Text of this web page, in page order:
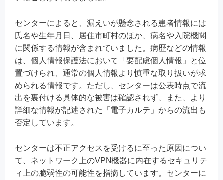
センターによると、漏えいが懸念される患者情報には
氏名や生年月日、居住市町村のほか、病名や入院機関
に関係する情報が含まれていました。病歴などの情報
は、個人情報保護法において「要配慮個人情報」と位
置づけられ、通常の個人情報より慎重な取り扱いが求
められる情報です。ただし、センターは公表時点で流
出を裏付ける具体的な被害は確認されず、また、より
詳細な情報が記述された「電子カルテ」からの流出も
否定しています。
センターは不正アクセスを受けるに至った原因につい
て、ネットワーク上のVPN機器に内在するセキュリテ
ィ上の脆弱性の可能性を指摘しています。センターに